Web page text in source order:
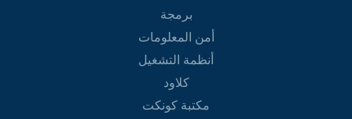
برمجة
أمن المعلومات
أنظمة التشغيل
كلاود
مكتبة كونكت